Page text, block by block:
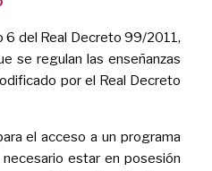
6 del Real Decreto 99/2011,
se regulan las enseñanzas
por el Real Decreto
el acceso a un programa
estar en posesión